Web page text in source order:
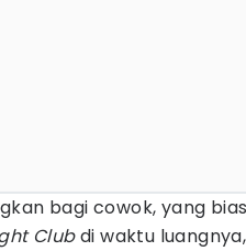
bagi cowok, yang
Clubdi waktu